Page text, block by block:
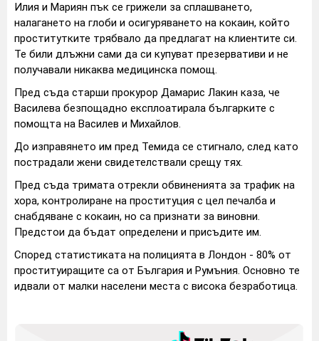
Илия и Мариян пък се грижели за сплашването,
налагането на глоби и осигуряването на кокаин, който
проститутките трябвало да предлагат на клиентите си.
Те били длъжни сами да си купуват презервативи и не
получавали никаква медицинска помощ.
Пред съда старши прокурор Дамарис Лакин каза, че
Василева безпощадно експлоатирала българките с
помощта на Василев и Михайлов.
До изправянето им пред Темида се стигнало, след като
пострадали жени свидетелствали срещу тях.
Пред съда тримата отрекли обвиненията за трафик на
хора, контролиране на проституция с цел печалба и
снабдяване с кокаин, но са признати за виновни.
Предстои да бъдат определени и присъдите им.
Според статистиката на полицията в Лондон - 80% от
проституиращите са от България и Румъния. Основно те
идвали от малки населени места с висока безработица.